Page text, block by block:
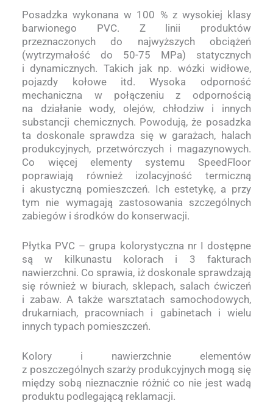
Posadzka wykonana w 100 % z wysokiej klasy
barwionego PVC. Z linii produktów
przeznaczonych do najwyższych obciążeń
(wytrzymałość do 50-75 MPa) statycznych
i dynamicznych. Takich jak np. wózki widłowe,
pojazdy kołowe itd. Wysoka odporność
mechaniczna w połączeniu z odpornością
na działanie wody, olejów, chłodziw i innych
substancji chemicznych. Powodują, że posadzka
ta doskonale sprawdza się w garażach, halach
produkcyjnych, przetwórczych i magazynowych.
Co więcej elementy systemu SpeedFloor
poprawiają również izolacyjność termiczną
i akustyczną pomieszczeń. Ich estetykę, a przy
tym nie wymagają zastosowania szczególnych
zabiegów i środków do konserwacji.
Płytka PVC – grupa kolorystyczna nr I dostępne
są w kilkunastu kolorach i 3 fakturach
nawierzchni. Co sprawia, iż doskonale sprawdzają
się również w biurach, sklepach, salach ćwiczeń
i zabaw. A także warsztatach samochodowych,
drukarniach, pracowniach i gabinetach i wielu
innych typach pomieszczeń.
Kolory i nawierzchnie elementów
z poszczególnych szarży produkcyjnych mogą się
między sobą nieznacznie różnić co nie jest wadą
produktu podlegającą reklamacji.